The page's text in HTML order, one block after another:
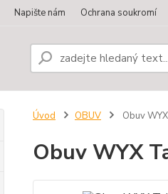
Napište nám Ochrana soukromí
Úvod OBUV Obuv
Obuv WYX